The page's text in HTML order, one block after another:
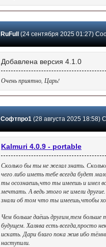
RuFull(24 сентября 2025 01:27) Сообщение
Добавлена версия 4.1.0
Очень приятно, Царь!
Софтпро1(28 августа 2025 18:58) Сообщение #30
Kalmuri 4.0.9 - portable
Сколько бы ты не желал знать.
чего либо иметь тебе всегда будет
ты осознаешь,что ты имеешь и имел
мечтать. А ведь этого не имели
знали об том что ты имеешь,чтобы
Чем больше даёшь другим,тем больше
будущем. Халява есть всегда,просто
искать. Дари благо пока жив ибо
наступили.